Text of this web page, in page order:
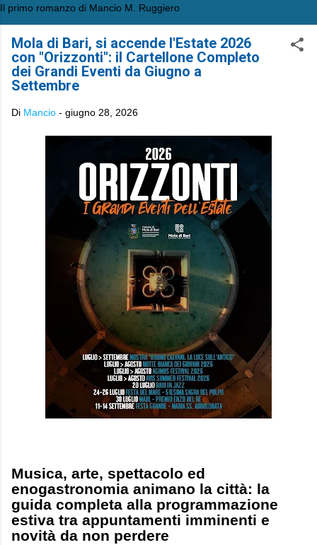
Il primo romanzo di Mancio M. Ruggiero
Mola di Bari, si accende l'Estate 2026
con "Orizzonti": il Cartellone Completo
dei Grandi Eventi da Giugno a
Settembre
Di Mancio - giugno 28, 2026
Musica, arte, spettacolo ed
enogastronomia animano la città: la
guida completa alla programmazione
estiva tra appuntamenti imminenti e
novità da non perdere